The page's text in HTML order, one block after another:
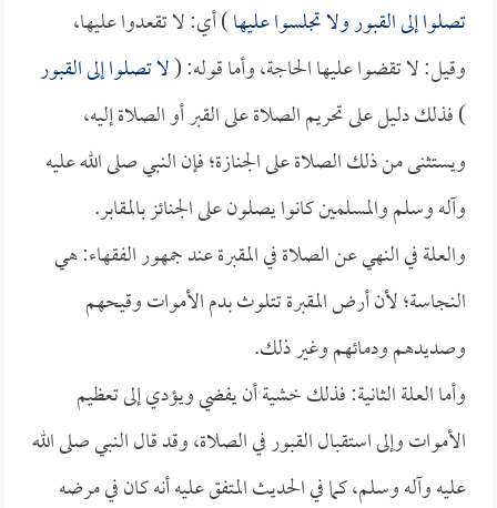
تصلوا إلى القبور ولا تجلسوا عليها) أي: لا تقعدوا عليها،
وقيل: لا تقضوا عليها الحاجة، وأما قوله: (لا تصلوا إلى القبور
) فذلك دليل على تحريم الصلاة على القبر أو الصلاة إليه،
ويستثنى من ذلك الصلاة على الجنازة؛ فإن النبي صلى الله عليه
وآله وسلم والمسلمين كانوا يصلون على الجنائز بالمقابر.
والعلة في النهي عن الصلاة في المقبرة عند جمهور الفقهاء: هي
النجاسة؛ لأن أرض المقبرة تتلوث بدم الأموات وقيحهم
وصديدهم ودمائهم وغير ذلك.
وأما العلة الثانية: فذلك خشية أن يفضي ويؤدي إلى تعظيم
الأموات وإلى استقبال القبور في الصلاة، وقد قال النبي صلى الله
عليه وآله وسلم، كما في الحديث المتفق عليه أنه كان في مرضه